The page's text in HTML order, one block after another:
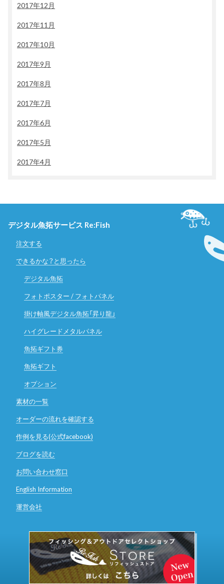
2017年12月
2017年11月
2017年10月
2017年9月
2017年8月
2017年7月
2017年6月
2017年5月
2017年4月
デジタル魚拓サービス Re:Fish
注文する
できるかな？と思ったら
デジタル魚拓
フォトポスター / フォトパネル
掛け軸風デジタル魚拓「昇り龍」
ハイグレードメタルパネル
魚拓ギフト券
魚拓ギフト
オプション
素材の一覧
オーダーの流れを確認する
作例を見る(公式facebook)
ブログを読む
お問い合わせ窓口
English Information
運営会社